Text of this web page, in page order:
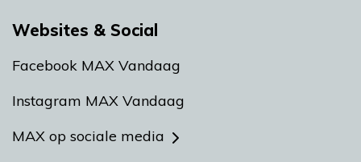
Websites & Social
Facebook MAX Vandaag
Instagram MAX Vandaag
MAX op sociale media